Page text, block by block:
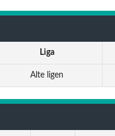
Liga
Alte ligen